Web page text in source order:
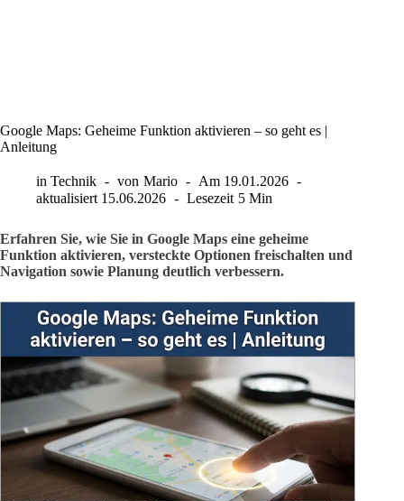
Google Maps: Geheime Funktion aktivieren – so geht es |
Anleitung
in Technik von Mario Am 19.01.2026
aktualisiert 15.06.2026 Lesezeit 5 Min
Erfahren Sie, wie Sie in Google Maps eine geheime
Funktion aktivieren, versteckte Optionen freischalten und
Navigation sowie Planung deutlich verbessern.